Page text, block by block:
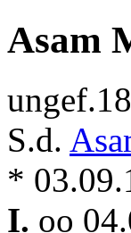
Asam
S.d.
*
I. oo